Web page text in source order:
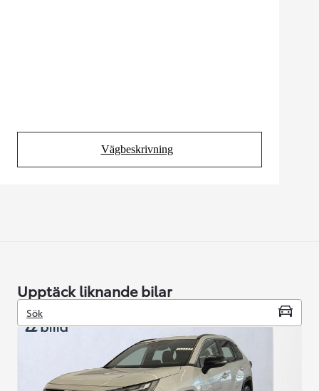
Vägbeskrivning
(Opens in new tab)
Upptäck liknande bilar
Sök